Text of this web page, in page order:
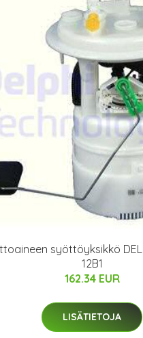
syöttöyksikkö
12B1
162.34 EUR
LISÄTIETOJA